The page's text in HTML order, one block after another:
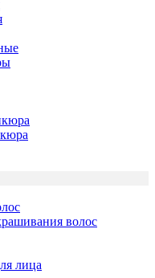
волос
лица